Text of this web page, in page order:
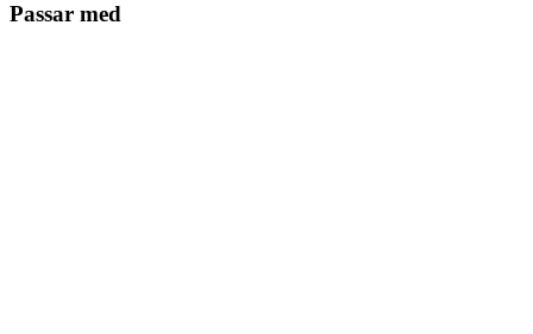
Passar med